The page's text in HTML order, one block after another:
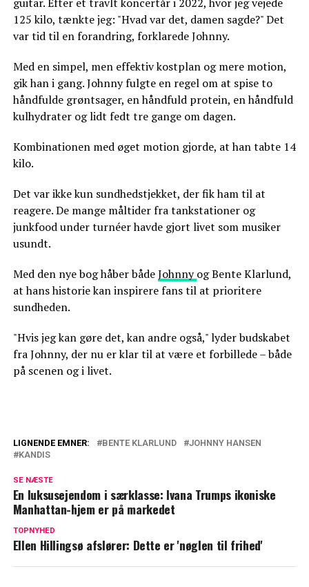
125 kilo, tænkte jeg: "Hvad var det, damen sagde?" Det
var tid til en forandring, forklarede Johnny.
Med en simpel, men effektiv kostplan og mere motion,
gik han i gang. Johnny fulgte en regel om at spise to
håndfulde grøntsager, en håndfuld protein, en håndfuld
kulhydrater og lidt fedt tre gange om dagen.
Kombinationen med øget motion gjorde, at han tabte 14
kilo.
Det var ikke kun sundhedstjekket, der fik ham til at
reagere. De mange måltider fra tankstationer og
junkfood under turnéer havde gjort livet som musiker
usundt.
Med den nye bog håber bådeJohnnyog Bente Klarlund,
at hans historie kan inspirere fans til at prioritere
sundheden.
"Hvis jeg kan gøre det, kan andre også," lyder budskabet
fra Johnny, der nu er klar til at være et forbillede – både
på scenen og i livet.
Johnny Hansen deler trist nyt: Det kom
snigende
LIGNENDE EMNER: BENTE KLARLUND
JOHNNY HANSEN
KANDIS
SE NÆSTE
En luksusejendom i særklasse: Ivana Trumps ikoniske
Manhattan-hjem er på markedet
TOPNYHED
Ellen Hillingsø afslører: Dette er 'nøglen til frihed'